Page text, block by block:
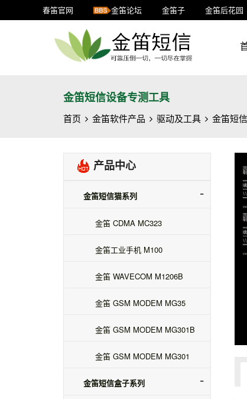
春笛官网 金笛论坛 金笛子 金笛后花园
金笛短信设备专测工具
首页 金笛软件产品 驱动及工具 金笛短
产品中心
金笛短信猫系列
金笛 CDMA MC323
金笛工业手机 M100
金笛 WAVECOM M1206B
金笛 GSM MODEM MG35
金笛 GSM MODEM MG301B
金笛 GSM MODEM MG301
金笛短信盒子系列